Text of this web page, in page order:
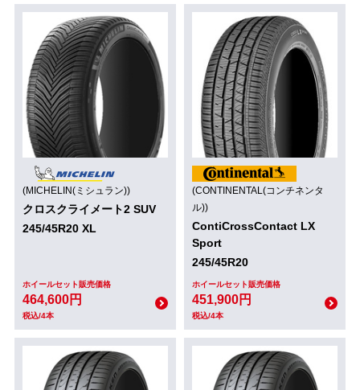
(MICHELIN(ミシュラン))
クロスクライメート2 SUV
245/45R20 XL
ホイールセット販売価格
464,600円
税込/4本
(CONTINENTAL(コンチネンタ
ル))
ContiCrossContact LX
Sport
245/45R20
ホイールセット販売価格
451,900円
税込/4本